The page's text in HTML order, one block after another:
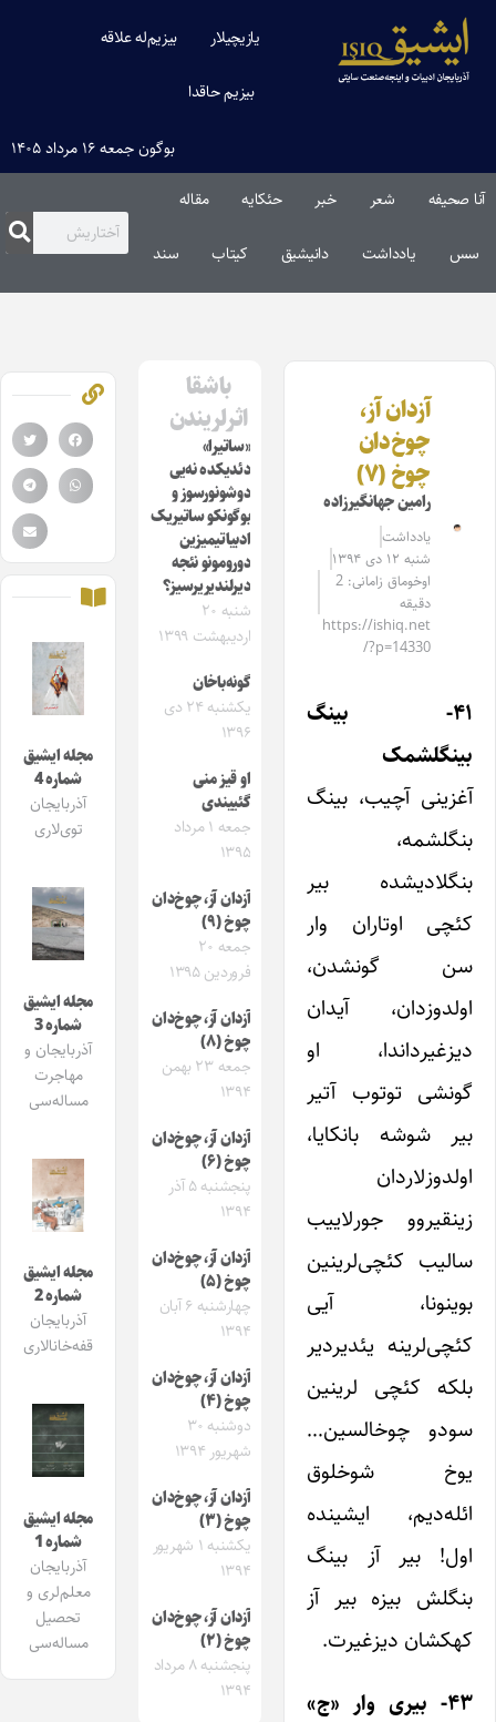
یازیچیلار بیزیم‌له علاقه
بیزیم حاقدا
بوگون جمعه ۱۶ مرداد ۱۴۰۵
آنا صحیفه شعر خبر حئکایه مقاله‌
سس یادداشت دانیشیق کیتاب سند
آزدان آز،
چوخ‌دان
چوخ (۷)
رامین جهانگیرزاده
یادداشت
شنبه ۱۲ دی ۱۳۹۴
اوخوماق زامانی: 2
دقیقه
https://ishiq.net
/?p=14330
۴۱- بینگ
بینگلشمک
آغزینی آچیب، بینگ
بنگلشمه،
بنگلادیشده بیر
کئچی اوتاران وار
سن گونشدن،
اولدوزدان، آیدان
دیزغیرداندا، او
گونشی توتوب آتیر
بیر شوشه بانکایا،
اولدوزلاردان
زینقیروو جورلاییب
سالیب کئچی‌لرینین
بوینونا، آیی
کئچی‌لرینه یئدیردیر
بلکه کئچی لرینین
سودو چوخالسین…
یوخ شوخلوق
ائله‌دیم، ایشینده
اول! بیر آز بینگ
بنگلش بیزه بیر آز
کهکشان دیزغیرت.
۴۳- بیری وار «ج»
باشقا
اثرلریندن
«ساتیرا»
دئدیکده نه‌یی
دوشونورسوز و
بوگونکو ساتیریک
ادبیاتیمیزین
دورومونو نئجه
دیرلندیریرسیز؟
شنبه ۲۰
اردیبهشت ۱۳۹۹
گونه‌باخان
یکشنبه ۲۴ دی
۱۳۹۶
او قیز منی
گئییندی
جمعه ۱ مرداد
۱۳۹۵
آزدان آز، چوخ‌دان
چوخ (۹)
جمعه ۲۰
فروردین ۱۳۹۵
آزدان آز، چوخ‌دان
چوخ (۸)
جمعه ۲۳ بهمن
۱۳۹۴
آزدان آز، چوخ‌دان
چوخ (۶)
پنجشنبه ۵ آذر
۱۳۹۴
آزدان آز، چوخ‌دان
چوخ (۵)
چهارشنبه ۶ آبان
۱۳۹۴
آزدان آز، چوخ‌دان
چوخ (۴)
دوشنبه ۳۰
شهریور ۱۳۹۴
آزدان آز، چوخ‌دان
چوخ (۳)
یکشنبه ۱ شهریور
۱۳۹۴
آزدان آز، چوخ‌دان
چوخ (۲)
پنجشنبه ۸ مرداد
۱۳۹۴
مجله ایشیق
شماره 4
آذربایجان
توی‌لاری
مجله ایشیق
شماره 3
آذربایجان و
مهاجرت
مساله‌سی
مجله ایشیق
شماره 2
آذربایجان
قفه‌خانالاری
مجله ایشیق
شماره 1
آذربایجان
معلم‌لری و
تحصیل
مساله‌سی